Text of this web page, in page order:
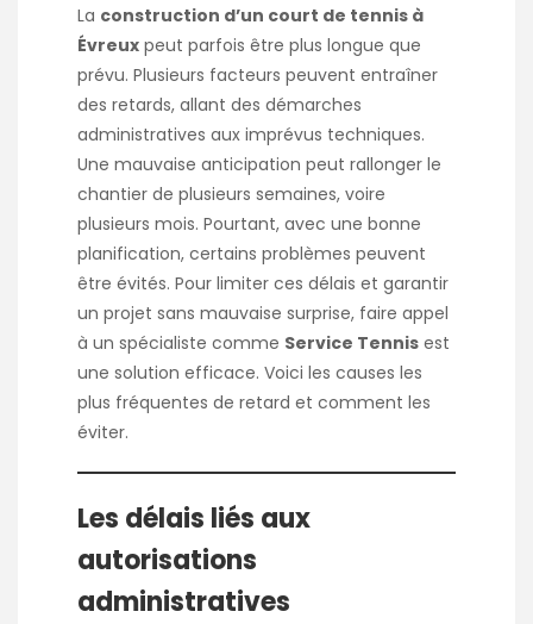
La construction d’un court de tennis à
Évreux peut parfois être plus longue que
prévu. Plusieurs facteurs peuvent entraîner
des retards, allant des démarches
administratives aux imprévus techniques.
Une mauvaise anticipation peut rallonger le
chantier de plusieurs semaines, voire
plusieurs mois. Pourtant, avec une bonne
planification, certains problèmes peuvent
être évités. Pour limiter ces délais et garantir
un projet sans mauvaise surprise, faire appel
à un spécialiste comme Service Tennis est
une solution efficace. Voici les causes les
plus fréquentes de retard et comment les
éviter.
Les délais liés aux
autorisations
administratives